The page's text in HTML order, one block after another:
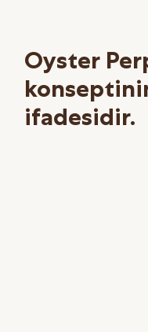
Oyster
ifadesidir.